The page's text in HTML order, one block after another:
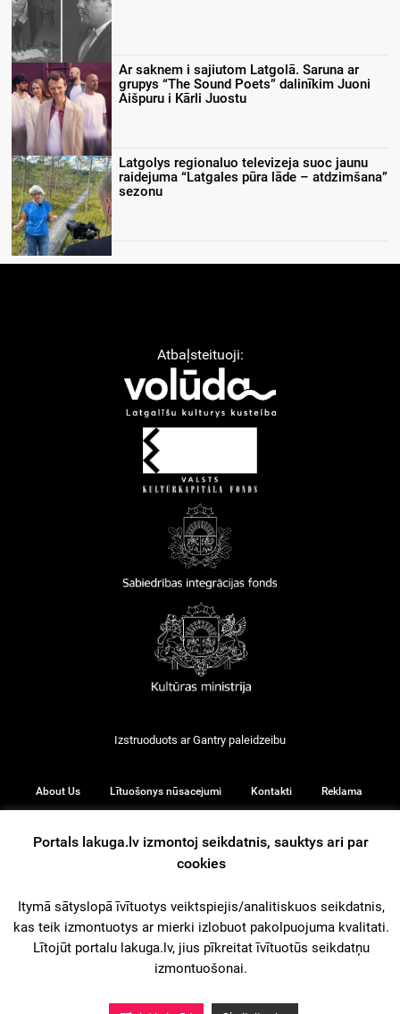
Ar saknem i sajiutom Latgolā. Saruna ar
grupys “The Sound Poets” dalinīkim Juoni
Aišpuru i Kārli Juostu
Latgolys regionaluo televizeja suoc jaunu
raidejuma “Latgales pūra lāde – atdzimšana”
sezonu
Atbaļsteituoji:
Izstruoduots arGantry paleidzeibu
About Us Lītuošonys nūsacejumi Kontakti Reklama
Portals lakuga.lv izmontoj seikdatnis, sauktys ari par
cookies
Itymā sātyslopā īvītuotys veiktspiejis/analitiskuos seikdatnis,
kas teik izmontuotys ar mierki izlobuot pakolpuojuma kvalitati.
Lītojūt portalu lakuga.lv, jius pīkreitat īvītuotūs seikdatņu
izmontuošonai.